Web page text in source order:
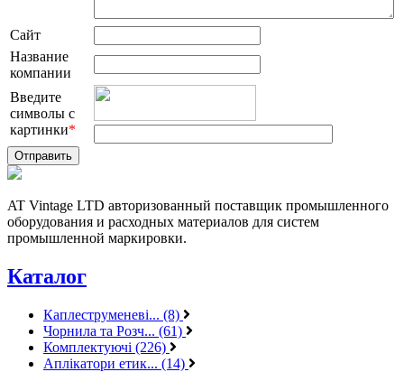
Сайт
Название
компании
Введите
символы с
картинки*
AT Vintage LTD авторизованный поставщик промышленного
оборудования и расходных материалов для систем
промышленной маркировки.
Каталог
Каплеструменеві... (8)
Чорнила та Розч... (61)
Комплектуючі (226)
Аплікатори етик... (14)